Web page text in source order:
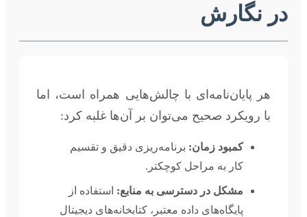
در نگارش
هر پایان‌نامه‌ای با چالش‌هایی همراه است، اما
با رویکرد صحیح می‌توان بر آن‌ها غلبه کرد:
کمبود زمان: برنامه‌ریزی دقیق و تقسیم
کار به مراحل کوچکتر.
مشکل در دسترسی به منابع: استفاده از
پایگاه‌های داده معتبر، کتابخانه‌های دیجیتال